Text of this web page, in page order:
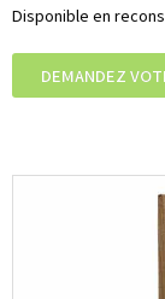
Disponible en
DEMANDEZ